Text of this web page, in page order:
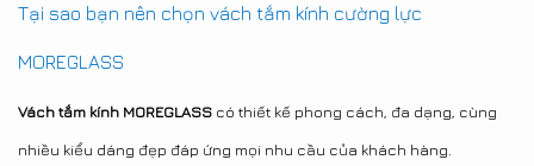
Tại sao bạn nên chọn vách tắm kính cường lực
MOREGLASS
Vách tắm kính MOREGLASS có thiết kế phong cách, đa dạng, cùng
nhiều kiểu dáng đẹp đáp ứng mọi nhu cầu của khách hàng.